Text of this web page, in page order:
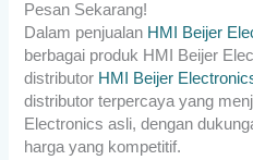
Pesan Sekarang!
Dalam penjualan HMI Beijer
berbagai produk HMI Beijer
distributor HMI Beijer
distributor terpercaya yang
Electronics asli, dengan
harga yang kompetitif.